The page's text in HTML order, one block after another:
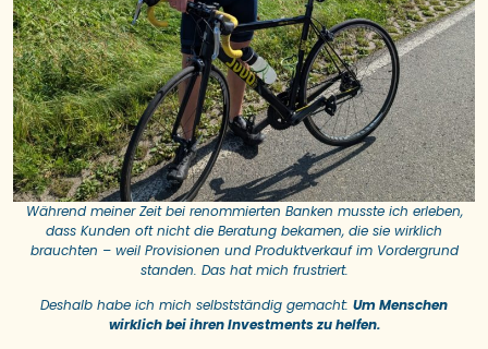
Während meiner Zeit bei renommierten Banken musste ich erleben,
dass Kunden oft nicht die Beratung bekamen, die sie wirklich
brauchten – weil Provisionen und Produktverkauf im Vordergrund
standen. Das hat mich frustriert.
Deshalb habe ich mich selbstständig gemacht: Um Menschen
wirklichbei ihren Investments zu helfen.